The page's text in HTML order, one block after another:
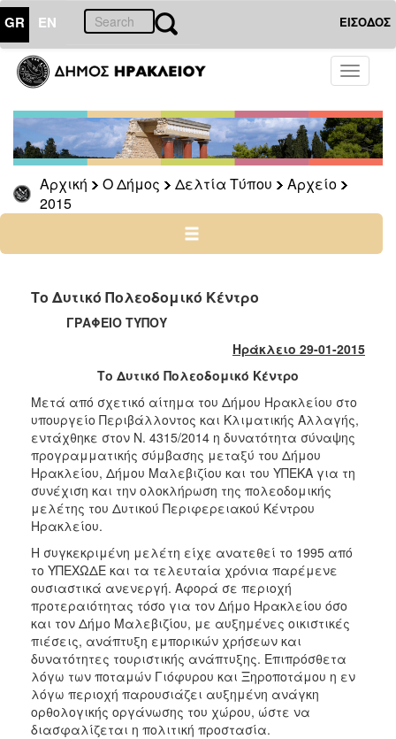
GR EN ΕΙΣΟΔΟΣ
Toggle
Αρχική Ο Δήμος Δελτία Τύπου
Αρχείο
2015
ΔΗΜΟΣ
Δελτία
Τύπου
Αρχείο
2026
2025
2022
2021
2019
2018
2017
2016
2015
2013
2012
2011
2010
2006
ΤΟΠΟΣ
Το Δυτικό Πολεοδομικό Κέντρο
ΓΡΑΦΕΙΟ ΤΥΠΟΥ
Ηράκλειο 29-01-2015
Το Δυτικό Πολεοδομικό Κέντρο
Μετά από σχετικό αίτημα του Δήμου Ηρακλείου στο
υπουργείο Περιβάλλοντος και Κλιματικής Αλλαγής,
εντάχθηκε στον Ν. 4315/2014 η δυνατότητα σύναψης
προγραμματικής σύμβασης μεταξύ του Δήμου
Ηρακλείου, Δήμου Μαλεβιζίου και του ΥΠΕΚΑ για τη
συνέχιση και την ολοκλήρωση της πολεοδομικής
μελέτης του Δυτικού Περιφερειακού Κέντρου
Ηρακλείου.
Η συγκεκριμένη μελέτη είχε ανατεθεί το 1995 από
το ΥΠΕΧΩΔΕ και τα τελευταία χρόνια παρέμενε
ουσιαστικά ανενεργή. Αφορά σε περιοχή
προτεραιότητας τόσο για τον Δήμο Ηρακλείου όσο
και τον Δήμο Μαλεβιζίου, με αυξημένες οικιστικές
πιέσεις, ανάπτυξη εμπορικών χρήσεων και
δυνατότητες τουριστικής ανάπτυξης. Επιπρόσθετα
λόγω των ποταμών Γιόφυρου και Ξηροποτάμου η εν
λόγω περιοχή παρουσιάζει αυξημένη ανάγκη
ορθολογικής οργάνωσης του χώρου, ώστε να
διασφαλίζεται η πολιτική προστασία.